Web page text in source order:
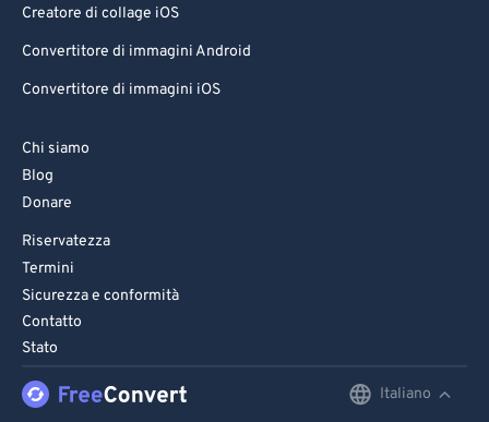
Creatore di collage iOS
Convertitore di immagini Android
Convertitore di immagini iOS
Chi siamo
Blog
Donare
Riservatezza
Termini
Sicurezza e conformità
Contatto
Stato
Italiano